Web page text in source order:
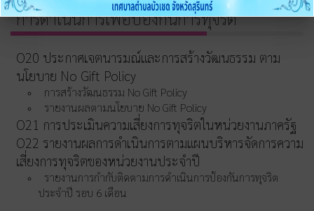
การดำเนินการเพื่อป้องกันการทุจริต
O20 ประกาศเจตนารมณ์และการสร้างวัฒนธรรม ตาม
นโยบาย No Gift Policy
การสร้างวัฒนธรรม No Gift Policy
รายงานผลตามนโยบาย No Gift Policy
O21 การประเมินความเสี่ยงการทุจริตในหน่วยงานภาครัฐ
O22 รายงานผลการดำเนินการตามแผนบริหารจัดการความ
เสี่ยงการทุจริตของหน่วยงานประจำปี
รายงานการกำกับติดตามการดำเนินการป้องกันการทุจริต
ประจำปี รอบ 6 เดือน